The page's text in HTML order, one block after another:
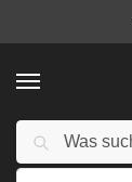
Start Accessoires